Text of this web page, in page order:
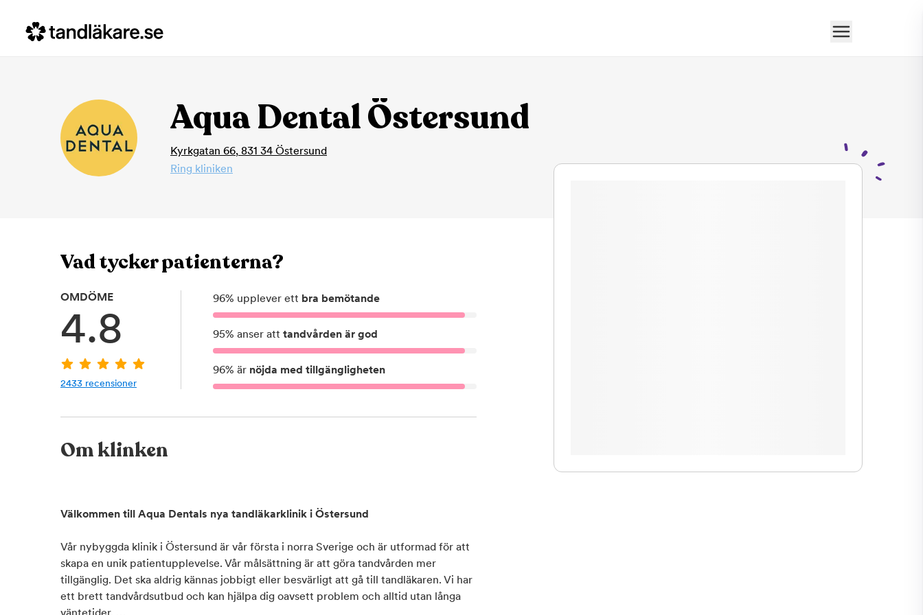
Aqua Dental Östersund
Kyrkgatan 66, 831 34 Östersund
Ring kliniken
Vad tycker patienterna?
OMDÖME
4.8
2433 recensioner
96% upplever ett bra bemötande
95% anser att tandvården är god
96% är nöjda med tillgängligheten
Om klinken
Välkommen till Aqua Dentals nya tandläkarklinik i Östersund
Vår nybyggda klinik i Östersund är vår första i norra Sverige och är utformad för att
skapa en unik patientupplevelse. Vår målsättning är att göra tandvården mer
tillgänglig. Det ska aldrig kännas jobbigt eller besvärligt att gå till tandläkaren. Vi har
ett brett tandvårdsutbud och kan hjälpa dig oavsett problem och alltid utan långa